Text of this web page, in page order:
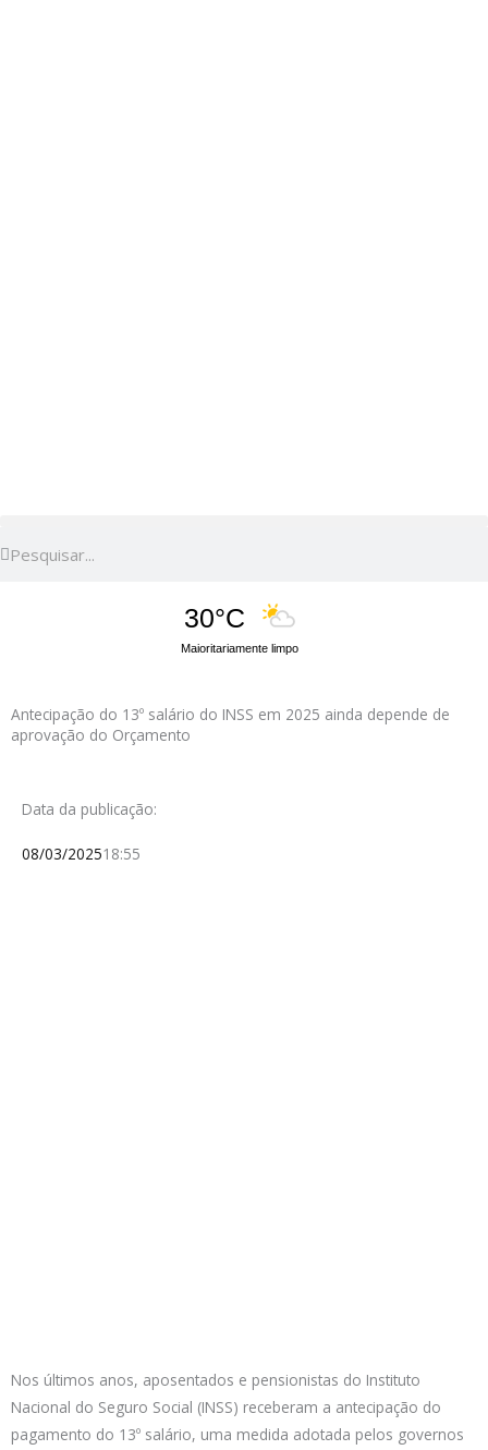
30°C
Maioritariamente limpo
Antecipação do 13º salário do INSS em 2025 ainda depende de
aprovação do Orçamento
Data da publicação:
08/03/202518:55
Nos últimos anos, aposentados e pensionistas do Instituto
Nacional do Seguro Social (INSS) receberam a antecipação do
pagamento do 13º salário, uma medida adotada pelos governos